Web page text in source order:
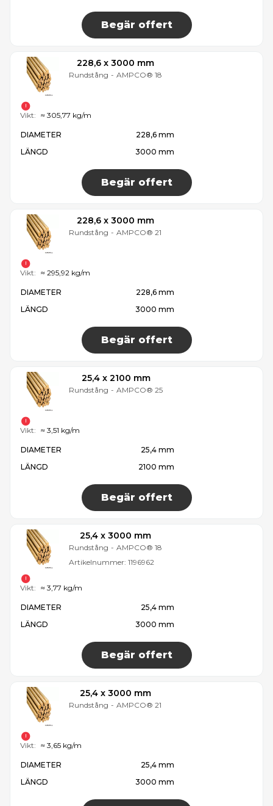
Begär offert
228,6 x 3000 mm
Rundstång - AMPCO® 18
DIAMETER
228,6 mm
LÄNGD
3000 mm
Begär offert
Vikt: ≈ 305,77 kg/m
228,6 x 3000 mm
Rundstång - AMPCO® 21
DIAMETER
228,6 mm
LÄNGD
3000 mm
Begär offert
Vikt: ≈ 295,92 kg/m
25,4 x 2100 mm
Rundstång - AMPCO® 25
DIAMETER
25,4 mm
LÄNGD
2100 mm
Begär offert
Vikt: ≈ 3,51 kg/m
25,4 x 3000 mm
Rundstång - AMPCO® 18
Artikelnummer: 1196962
DIAMETER
25,4 mm
LÄNGD
3000 mm
Begär offert
Vikt: ≈ 3,77 kg/m
25,4 x 3000 mm
Rundstång - AMPCO® 21
DIAMETER
25,4 mm
LÄNGD
3000 mm
Vikt: ≈ 3,65 kg/m